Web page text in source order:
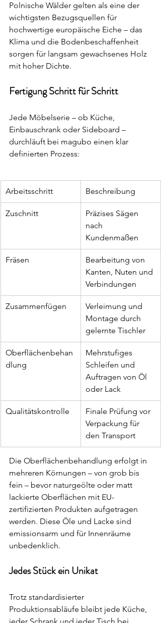
Polnische Wälder gelten als eine der
wichtigsten Bezugsquellen für
hochwertige europäische Eiche – das
Klima und die Bodenbeschaffenheit
sorgen für langsam gewachsenes Holz
mit hoher Dichte.
Fertigung Schritt für Schritt
Jede Möbelserie – ob Küche,
Einbauschrank oder Sideboard –
durchläuft bei magubo einen klar
definierten Prozess:
Arbeitsschritt Beschreibung
Zuschnitt
Präzises Sägen
nach
Kundenmaßen
Fräsen
Bearbeitung von
Kanten, Nuten und
Verbindungen
Zusammenfügen
Verleimung und
Montage durch
gelernte Tischler
Oberflächenbehan
dlung
Mehrstufiges
Schleifen und
Auftragen von Öl
oder Lack
Qualitätskontrolle
Finale Prüfung vor
Verpackung für
den Transport
Die Oberflächenbehandlung erfolgt in
mehreren Körnungen – von grob bis
fein – bevor naturgeölte oder matt
lackierte Oberflächen mit EU-
zertifizierten Produkten aufgetragen
werden. Diese Öle und Lacke sind
emissionsarm und für Innenräume
unbedenklich.
Jedes Stück ein Unikat
Trotz standardisierter
Produktionsabläufe bleibt jede Küche,